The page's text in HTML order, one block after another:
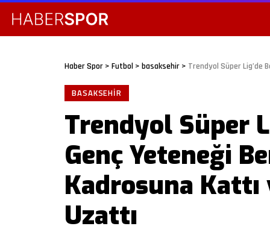
Haber Spor > Futbol > basaksehir > Trendyol Süper Lig’de
BASAKSEHIR
Trendyol Süper
Genç Yeteneği
Kadrosuna
Uzattı